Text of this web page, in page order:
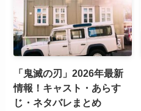
「鬼滅の刃」2026年最新
情報！キャスト・あらす
じ・ネタバレまとめ